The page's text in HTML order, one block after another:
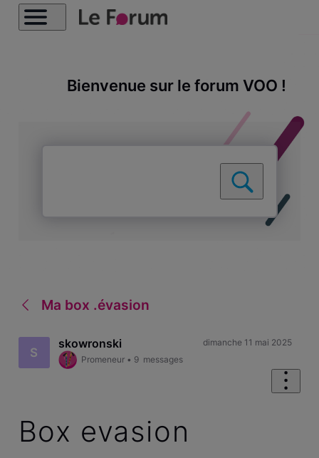
Bienvenue sur le forum VOO !
Ma box .évasion
S
skowronski
Promeneur • 9 messages
dimanche 11 mai 2025
Box evasion